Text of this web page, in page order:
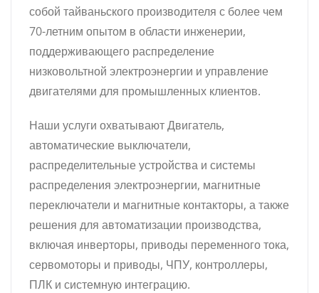
собой тайваньского производителя с более чем
70-летним опытом в области инженерии,
поддерживающего распределение
низковольтной электроэнергии и управление
двигателями для промышленных клиентов.
Наши услуги охватывают Двигатель,
автоматические выключатели,
распределительные устройства и системы
распределения электроэнергии, магнитные
переключатели и магнитные контакторы, а также
решения для автоматизации производства,
включая инверторы, приводы переменного тока,
сервомоторы и приводы, ЧПУ, контроллеры,
ПЛК и системную интеграцию.